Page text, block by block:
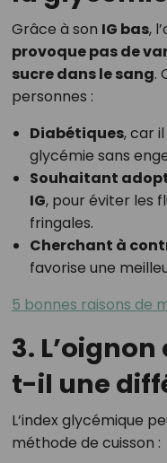
Grâce à son IG bas,
provoque pas de
sucre dans le sang.
personnes :
Diabétiques, car
glycémie sans
Souhaitant
IG, pour éviter les
fringales.
Cherchant à
favorise une
5 bonnes raisons de
3.
t-il une
L’index glycémique
méthode de cuisson :